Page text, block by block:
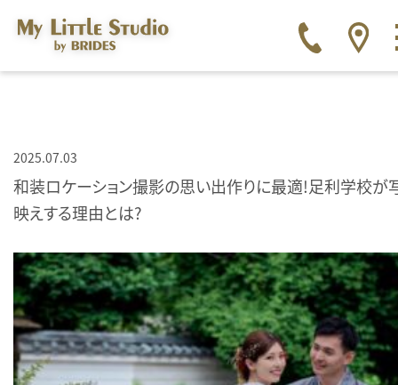
2025.07.03
和装ロケーション撮影の思い出作りに最適！足利学校が
映えする理由とは？